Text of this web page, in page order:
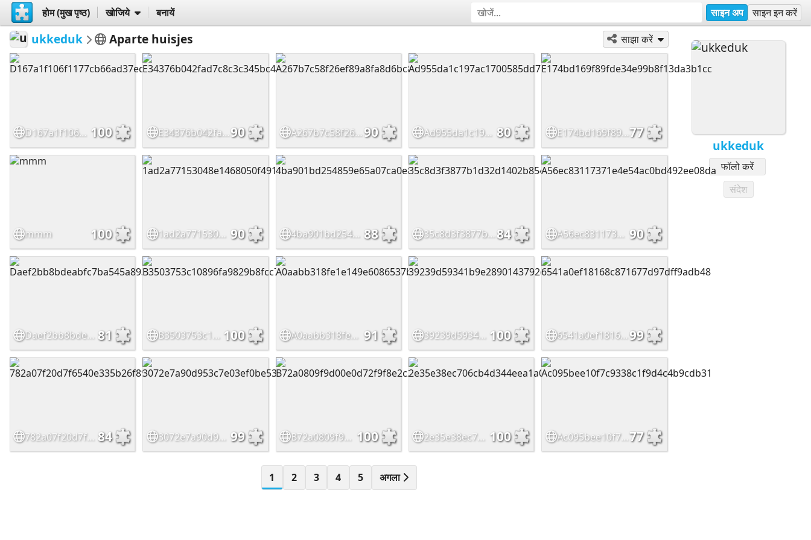
होम (मुख पृष्ठ) खोजिये बनायें साइन अप साइन इन करें
ukkeduk
फॉलो करें
संदेश
ukkeduk Aparte huisjes साझा करें
D167a1f106f1177cb66ad37ed6930ece 100 E34376b042fad7c8c3c345bc4fa46671 90 A267b7c58f26ef89a8fa8d6bc87b6016 90 Ad955da1c197ac1700585dd78fc43e39 80 E174bd169f89fde34e99b8f13da3b1cc 77
mmm 100 1ad2a77153048e1468050f4918ff7cb6 90 4ba901bd254859e65a07ca0e898cce7b 88 35c8d3f3877b1d32d1402b854285cdb0 84 A56ec83117371e4e54ac0bd492ee08da 90
Daef2bb8bdeabfc7ba545a893b590e36 81 B3503753c10896fa9829b8fcc7067126 100 A0aabb318fe1e149e6086537b0c07483 91 39239d59341b9e2890143792c44fe6fb 100 6541a0ef18168c871677d97dff9adb48 99
782a07f20d7f6540e335b26f89cafbcb 84 3072e7a90d953c7e03ef0be5389d1699 99 B72a0809f9d00e0d72f9f8e2c2ced408 100 2e35e38ec706cb4d344eea1a0c34963b 100 Ac095bee10f7c9338c1f9d4c4b9cdb31 77
1 2 3 4 5 अगला